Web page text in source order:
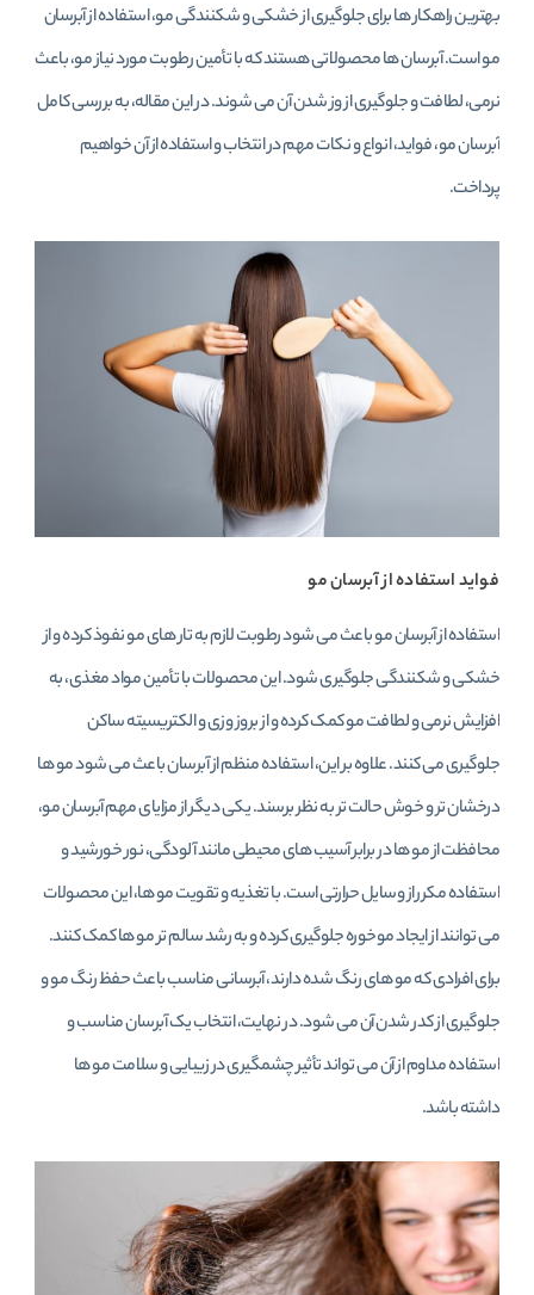
بهترین راهکار ها برای جلوگیری از خشکی و شکنندگی مو، استفاده از آبرسان
مو است. آبرسان‌ ها محصولاتی هستند که با تأمین رطوبت مورد نیاز مو، باعث
نرمی، لطافت و جلوگیری از وز شدن آن می‌ شوند. در این مقاله، به بررسی کامل
آبرسان مو، فواید، انواع و نکات مهم در انتخاب و استفاده از آن خواهیم
پرداخت.
فواید استفاده از آبرسان مو
استفاده از آبرسان مو باعث می‌ شود رطوبت لازم به تار های مو نفوذ کرده و از
خشکی و شکنندگی جلوگیری شود. این محصولات با تأمین مواد مغذی، به
افزایش نرمی و لطافت مو کمک کرده و از بروز وزی و الکتریسیته ساکن
جلوگیری می‌ کنند. علاوه بر این، استفاده منظم از آبرسان باعث می‌ شود مو ها
درخشان‌ تر و خوش‌ حالت‌ تر به نظر برسند. یکی دیگر از مزایای مهم آبرسان مو،
محافظت از مو ها در برابر آسیب‌ های محیطی مانند آلودگی، نور خورشید و
استفاده مکرر از وسایل حرارتی است. با تغذیه و تقویت مو ها، این محصولات
می‌ توانند از ایجاد موخوره جلوگیری کرده و به رشد سالم‌ تر مو ها کمک کنند.
برای افرادی که مو های رنگ‌ شده دارند، آبرسانی مناسب باعث حفظ رنگ مو و
جلوگیری از کدر شدن آن می‌ شود. در نهایت، انتخاب یک آبرسان مناسب و
استفاده مداوم از آن می‌ تواند تأثیر چشمگیری در زیبایی و سلامت مو ها
داشته باشد.